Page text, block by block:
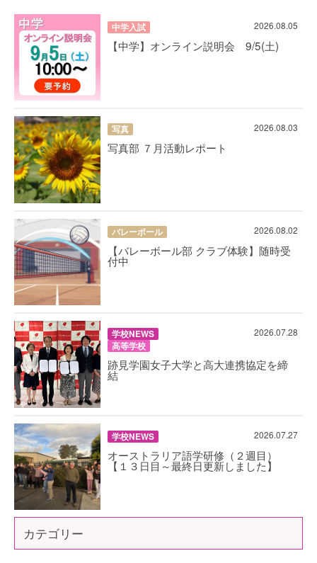
中学入試 2026.08.05
【中学】オンライン説明会 9/5(土)
写真 2026.08.03
写真部 ７月活動レポート
バレーボール 2026.08.02
【バレーボール部 クラブ体験】随時受
付中
学校NEWS
高等学校
2026.07.28
跡見学園女子大学と高大連携協定を締
結
学校NEWS 2026.07.27
オーストラリア語学研修（２週目）
【１３日目～最終日更新しました】
カテゴリー